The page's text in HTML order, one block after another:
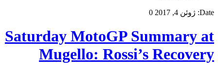
Date: ژوئن 4, 2017 0
Saturday MotoGP Summary at
Mugello: Rossi’s Recovery